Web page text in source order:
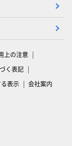
上の注意
く表記
表示 会社案内